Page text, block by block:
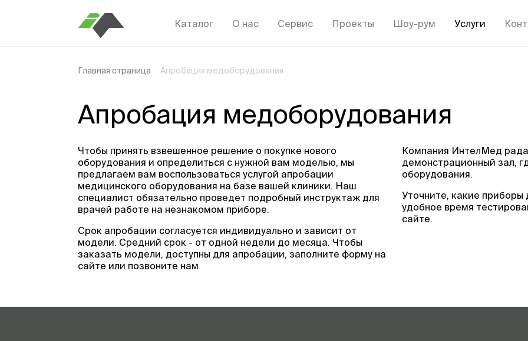
Каталог О нас Сервис Проекты Шоу-рум Услуги
Главная страница Апробация медоборудования
Апробация медоборудования
Чтобы принять взвешенное решение о покупке нового
оборудования и определиться с нужной вам моделью, мы
предлагаем вам воспользоваться услугой апробации
медицинского оборудования на базе вашей клиники. Наш
специалист обязательно проведет подробный инструктаж для
врачей работе на незнакомом приборе.
Срок апробации согласуется индивидуально и зависит от
модели. Средний срок - от одной недели до месяца. Чтобы
заказать модели, доступны для апробации, заполните форму на
сайте или позвоните нам
Компания ИнтелМед рада
демонстрационный зал,
оборудования.
Уточните, какие приборы
удобное время
сайте.